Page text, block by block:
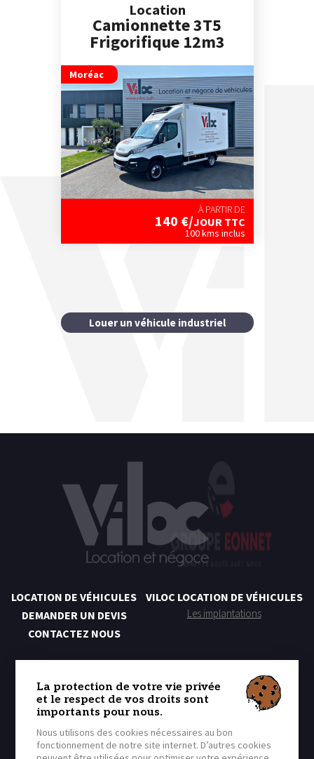
Location
Camionnette 3T5
Frigorifique 12m3
Moréac
À PARTIR DE
140 €/JOUR TTC
100 kms inclus
Louer un véhicule industriel
LOCATION DE VÉHICULES
DEMANDER UN DEVIS
CONTACTEZ NOUS
VILOC LOCATION DE VÉHICULES
Les implantations
Location Courte Durée
Location Moyenne Durée
Location Longue Durée
La protection de votre vie privée
et le respect de vos droits sont
importants pour nous.
Nous utilisons des cookies nécessaires au bon
fonctionnement de notre site internet. D’autres cookies